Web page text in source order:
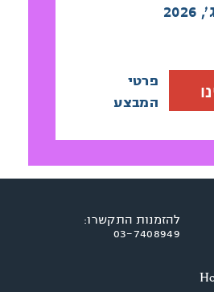
פרטי
המבצע
להזמנות התקשרו:
03-7408949